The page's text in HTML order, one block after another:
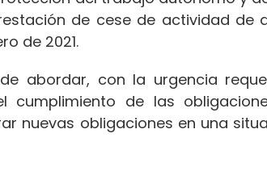
de cese de actividad de
de 2021.
abordar, con la urgencia
cumplimiento de las
nuevas obligaciones en una